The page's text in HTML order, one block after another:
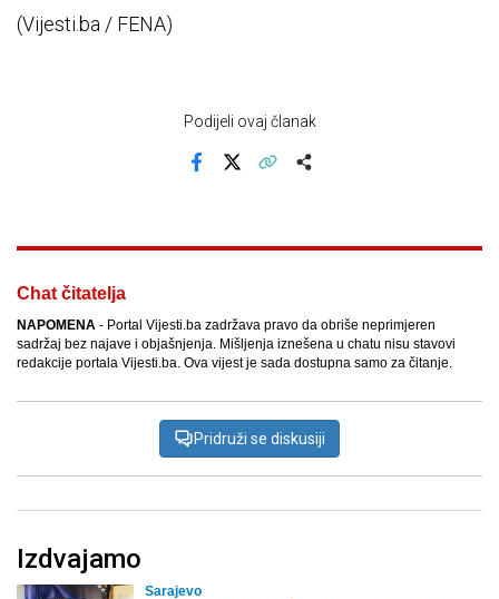
(Vijesti.ba / FENA)
Podijeli ovaj članak
Chat čitatelja
NAPOMENA - Portal Vijesti.ba zadržava pravo da obriše neprimjeren
sadržaj bez najave i objašnjenja. Mišljenja iznešena u chatu nisu stavovi
redakcije portala Vijesti.ba. Ova vijest je sada dostupna samo za čitanje.
Pridruži se diskusiji
Izdvajamo
Sarajevo